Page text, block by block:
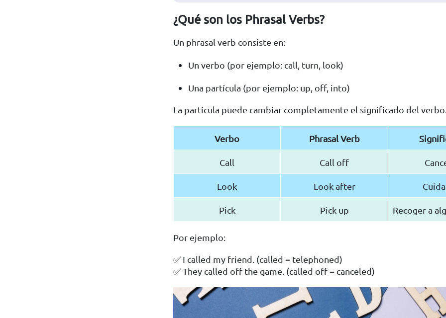
¿Qué son los Phrasal Verbs?
Un phrasal verb consiste en:
Un verbo (por ejemplo: call, turn, look)
Una partícula (por ejemplo: up, off, into)
La partícula puede cambiar completamente el significado del verbo.
Verbo Phrasal Verb
Call Call off
Look Look after
Pick Pick up Recoger a
Por ejemplo:
✅ I called my friend. (called = telephoned)
✅ They called off the game. (called off = canceled)